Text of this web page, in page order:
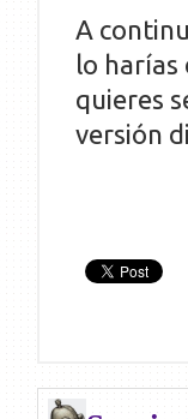
A
lo harías
quieres
versión